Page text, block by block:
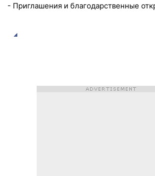
- Приглашения и благодарственные